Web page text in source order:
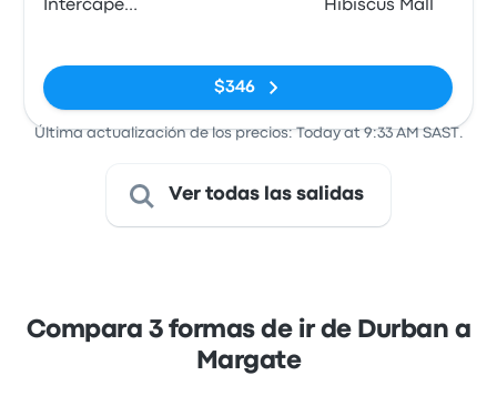
Intercape
Yengwa
Avenue
Station)
Hibiscus Mall
$346
Última actualización de los precios: Today at 9:33 AM SAST.
Ver todas las salidas
Compara 3 formas de ir de Durban a
Margate